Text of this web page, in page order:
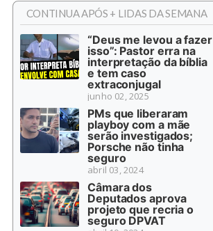
CONTINUA APÓS + LIDAS DA SEMANA
“Deus me levou a fazer
isso”: Pastor erra na
interpretação da bíblia
e tem caso
extraconjugal
junho 02, 2025
PMs que liberaram
playboy com a mãe
serão investigados;
Porsche não tinha
seguro
abril 03, 2024
Câmara dos
Deputados aprova
projeto que recria o
seguro DPVAT